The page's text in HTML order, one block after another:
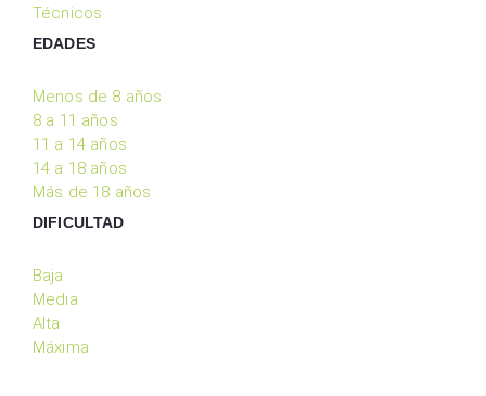
Técnicos
EDADES
Menos de 8 años
8 a 11 años
11 a 14 años
14 a 18 años
Más de 18 años
DIFICULTAD
Baja
Media
Alta
Máxima